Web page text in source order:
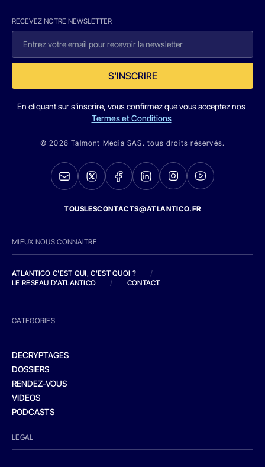
RECEVEZ NOTRE NEWSLETTER
S'INSCRIRE
En cliquant sur s'inscrire, vous confirmez que vous acceptez nos
Termes et Conditions
© 2026 Talmont Media SAS. tous droits réservés.
TOUSLESCONTACTS@ATLANTICO.FR
MIEUX NOUS CONNAITRE
ATLANTICO C'EST QUI, C'EST QUOI ?
/
LE RESEAU D'ATLANTICO
/ CONTACT
CATEGORIES
DECRYPTAGES
DOSSIERS
RENDEZ-VOUS
VIDEOS
PODCASTS
LEGAL